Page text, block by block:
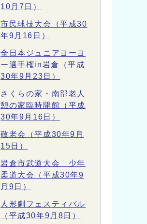
10月7日）
市民球技大会（平成30
年9月16日）
全日本ジュニアヨーヨ
ー選手権in岩倉（平成
30年9月23日）
さくらの家・南部老人
憩の家臨時開館（平成
30年9月16日）
敬老会（平成30年9月
15日）
岩倉市武道大会 少年
柔道大会（平成30年9
月9日）
人形劇フェスティバル
（平成30年9月8日）